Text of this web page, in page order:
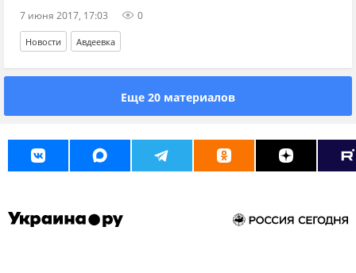
7 июня 2017, 17:03 0
Новости Авдеевка
Еще 20 материалов